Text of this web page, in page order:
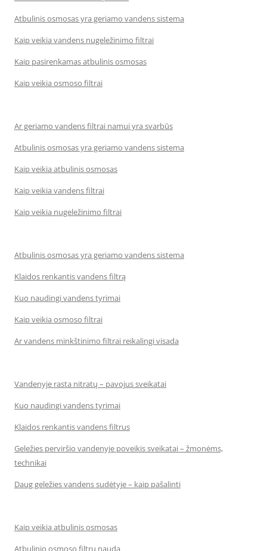
Atbulinis osmosas yra geriamo vandens sistema
Kaip veikia vandens nugeležinimo filtrai
Kaip pasirenkamas atbulinis osmosas
Kaip veikia osmoso filtrai
Ar geriamo vandens filtrai namui yra svarbūs
Atbulinis osmosas yra geriamo vandens sistema
Kaip veikia atbulinis osmosas
Kaip veikia vandens filtrai
Kaip veikia nugeležinimo filtrai
Atbulinis osmosas yra geriamo vandens sistema
Klaidos renkantis vandens filtrą
Kuo naudingi vandens tyrimai
Kaip veikia osmoso filtrai
Ar vandens minkštinimo filtrai reikalingi visada
Vandenyje rasta nitratų – pavojus sveikatai
Kuo naudingi vandens tyrimai
Klaidos renkantis vandens filtrus
Geležies perviršio vandenyje poveikis sveikatai – žmonėms,
technikai
Daug geležies vandens sudėtyje – kaip pašalinti
Kaip veikia atbulinis osmosas
Atbulinio osmoso filtrų nauda